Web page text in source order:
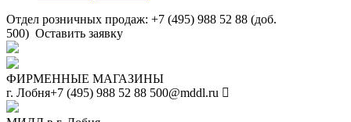
Отдел розничных продаж: +7 (495) 988 52 88 (доб.
500) Оставить заявку
ФИРМЕННЫЕ МАГАЗИНЫ
г. Лобня+7 (495) 988 52 88 500@mddl.ru